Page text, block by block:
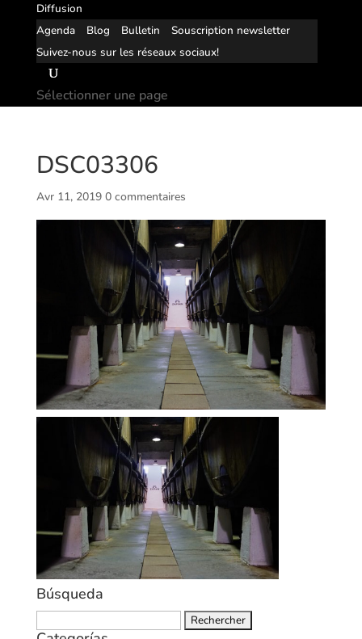
Diffusion
Agenda
Blog Bulletin
Souscription newsletter
Suivez-nous sur les réseaux sociaux!
Sélectionner une page
DSC03306
Avr 11, 2019 0 commentaires
Búsqueda